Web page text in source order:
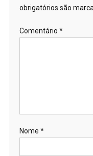
obrigatórios são
Comentário *
Nome *